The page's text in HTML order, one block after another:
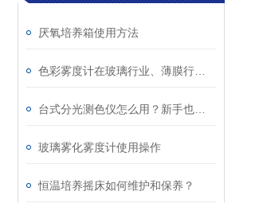
厌氧培养箱使用方法
玻璃雾化雾度计使用操作
恒温培养摇床如何维护和保养？